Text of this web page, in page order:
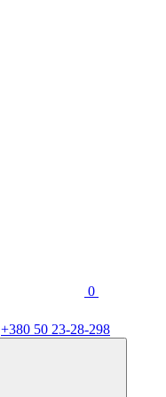
0
+380 50 23-28-298